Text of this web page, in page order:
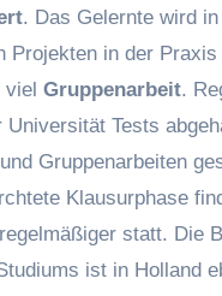
. Das Gelernte wird in
Projekten in der Praxis
viel Gruppenarbeit.
Universität Tests
Gruppenarbeiten
Klausurphase
statt. Die
ist in Holland